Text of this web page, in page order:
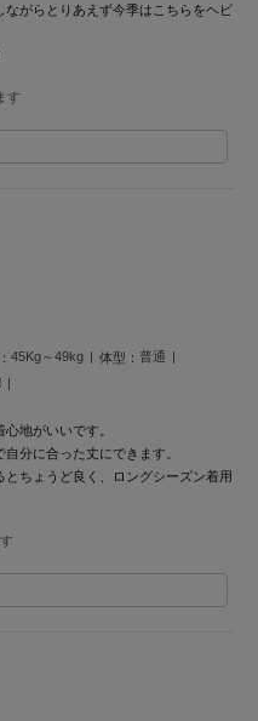
がらとりあえず今季はこちらをヘビ
す
45Kg～49kg 体型： 普通
地がいいです。
分に合った丈にできます。
ちょうど良く、ロングシーズン着用